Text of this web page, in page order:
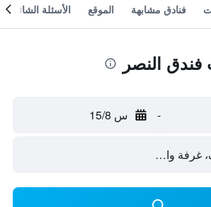
فنادق مشابهة الموقع الأسئلة الشائعة
النصر
- س 15/8